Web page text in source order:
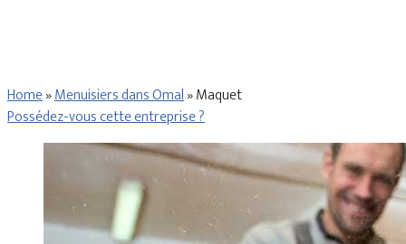
Home»Menuisiers dans Omal»Maquet
Possédez-vous cette entreprise ?